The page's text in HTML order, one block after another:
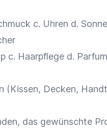
c. Uhren d.
c. Haarpflege d.
(Kissen, Decken,
das gewünschte